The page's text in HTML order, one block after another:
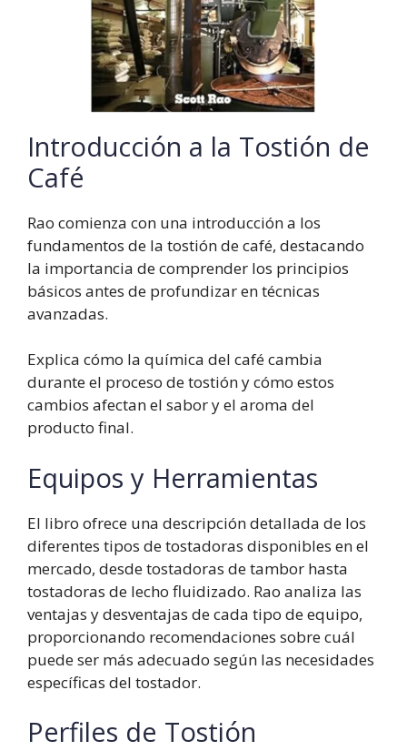
Introducción a la Tostión de
Café
Rao comienza con una introducción a los
fundamentos de la tostión de café, destacando
la importancia de comprender los principios
básicos antes de profundizar en técnicas
avanzadas.
Explica cómo la química del café cambia
durante el proceso de tostión y cómo estos
cambios afectan el sabor y el aroma del
producto final.
Equipos y Herramientas
El libro ofrece una descripción detallada de los
diferentes tipos de tostadoras disponibles en el
mercado, desde tostadoras de tambor hasta
tostadoras de lecho fluidizado. Rao analiza las
ventajas y desventajas de cada tipo de equipo,
proporcionando recomendaciones sobre cuál
puede ser más adecuado según las necesidades
específicas del tostador.
Perfiles de Tostión